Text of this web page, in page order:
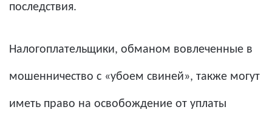
последствия.
Налогоплательщики, обманом вовлеченные в
мошенничество с «убоем свиней», также могут
иметь право на освобождение от уплаты